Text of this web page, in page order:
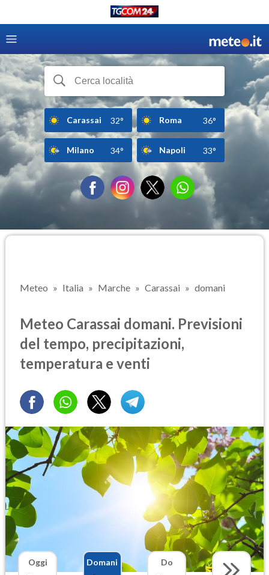
Carassai 32° Roma 36°
Milano 34° Napoli 33°
Meteo Italia Marche Carassai domani
Meteo Carassai domani. Previsioni
del tempo, precipitazioni,
temperatura e venti
Oggi
Domani
Do